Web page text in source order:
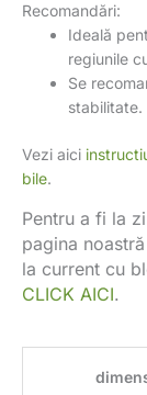
Recomandări:
Ideală
regiunile
Se
stabilitate.
Vezi aici
bile.
Pentru a fi la
pagina
la current cu
CLICK AICI.